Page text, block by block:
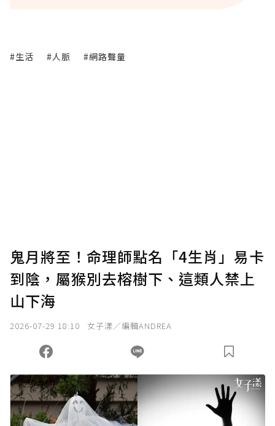
#生活 #人脈 #網路聲量
鬼月將至！命理師點名「4生肖」易卡
到陰，屬猴別去榕樹下、這類人禁上
山下海
2026-07-29 18:10 女子漾／編輯ANDREA